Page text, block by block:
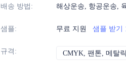
배송 방법 : 해상운송, 항공운송,
샘플: 무료 지원 샘플 받기
규격 : CMYK, 팬톤, 메탈